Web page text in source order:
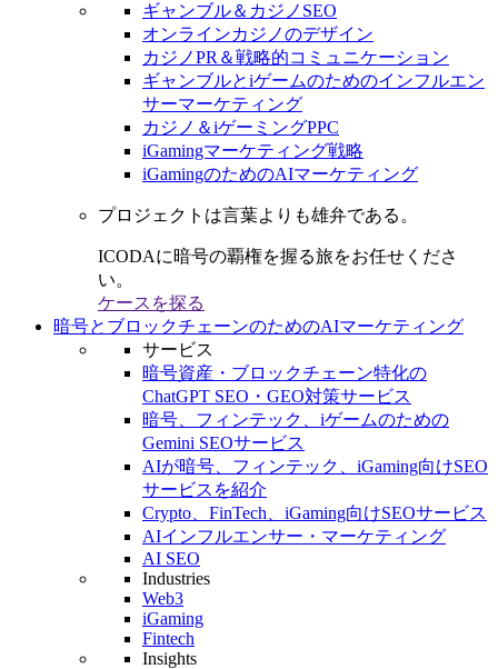
ギャンブル＆カジノSEO
オンラインカジノのデザイン
カジノPR＆戦略的コミュニケーション
ギャンブルとiゲームのためのインフルエン
サーマーケティング
カジノ＆iゲーミングPPC
iGamingマーケティング戦略
iGamingのためのAIマーケティング
プロジェクトは言葉よりも雄弁である。
ICODAに暗号の覇権を握る旅をお任せくださ
い。
ケースを探る
暗号とブロックチェーンのためのAIマーケティング
サービス
暗号資産・ブロックチェーン特化の
ChatGPT SEO・GEO対策サービス
暗号、フィンテック、iゲームのための
Gemini SEOサービス
AIが暗号、フィンテック、iGaming向けSEO
サービスを紹介
Crypto、FinTech、iGaming向けSEOサービス
AIインフルエンサー・マーケティング
AI SEO
Industries
Web3
iGaming
Fintech
Insights